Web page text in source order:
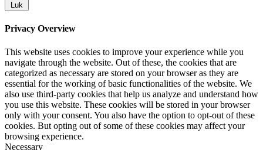
Luk
Privacy Overview
This website uses cookies to improve your experience while you
navigate through the website. Out of these, the cookies that are
categorized as necessary are stored on your browser as they are
essential for the working of basic functionalities of the website. We
also use third-party cookies that help us analyze and understand how
you use this website. These cookies will be stored in your browser
only with your consent. You also have the option to opt-out of these
cookies. But opting out of some of these cookies may affect your
browsing experience.
Necessary